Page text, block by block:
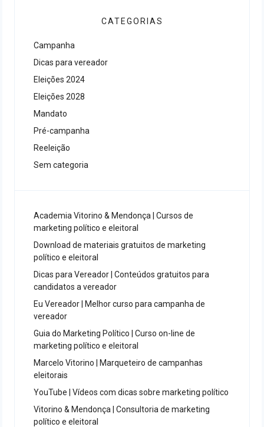
CATEGORIAS
Campanha
Dicas para vereador
Eleições 2024
Eleições 2028
Mandato
Pré-campanha
Reeleição
Sem categoria
Academia Vitorino & Mendonça | Cursos de
marketing político e eleitoral
Download de materiais gratuitos de marketing
político e eleitoral
Dicas para Vereador | Conteúdos gratuitos para
candidatos a vereador
Eu Vereador | Melhor curso para campanha de
vereador
Guia do Marketing Político | Curso on-line de
marketing político e eleitoral
Marcelo Vitorino | Marqueteiro de campanhas
eleitorais
YouTube | Vídeos com dicas sobre marketing político
Vitorino & Mendonça | Consultoria de marketing
político e eleitoral